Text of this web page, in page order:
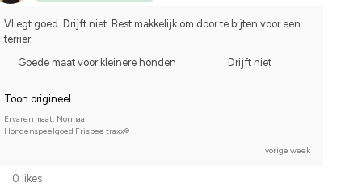
Vliegt goed. Drijft niet. Best makkelijk om door te bijten voor een
terriër.
Goede maat voor kleinere honden
Drijft niet
Toon origineel
Ervaren maat: Normaal
Hondenspeelgoed Frisbee traxx®
vorige week
0 likes